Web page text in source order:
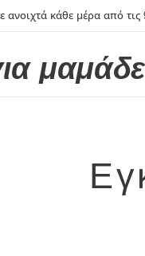
ανοιχτά κάθε μέρα από τις